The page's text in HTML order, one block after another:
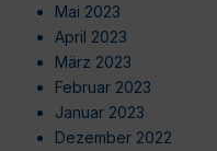
Mai 2023
April 2023
März 2023
Februar 2023
Januar 2023
Dezember 2022